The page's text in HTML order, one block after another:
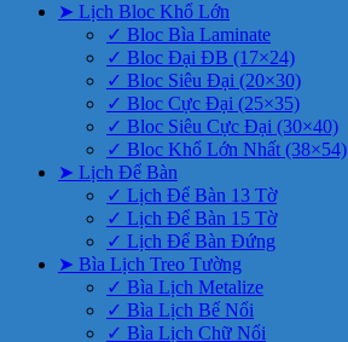
➤ Lịch Bloc Khổ Lớn
✓ Bloc Bìa Laminate
✓ Bloc Đại ĐB (17×24)
✓ Bloc Siêu Đại (20×30)
✓ Bloc Cực Đại (25×35)
✓ Bloc Siêu Cực Đại (30×40)
✓ Bloc Khổ Lớn Nhất (38×54)
➤ Lịch Để Bàn
✓ Lịch Để Bàn 13 Tờ
✓ Lịch Để Bàn 15 Tờ
✓ Lịch Để Bàn Đứng
➤ Bìa Lịch Treo Tường
✓ Bìa Lịch Metalize
✓ Bìa Lịch Bế Nổi
✓ Bìa Lịch Chữ Nổi